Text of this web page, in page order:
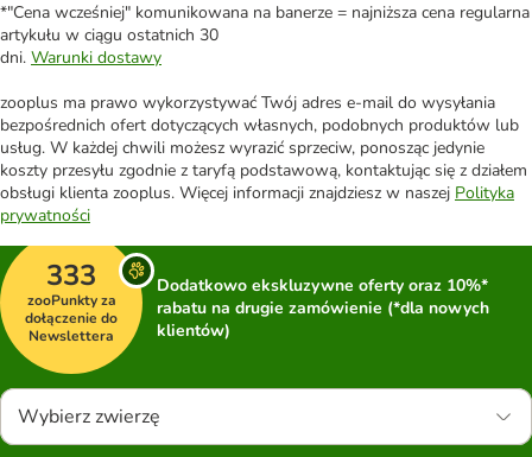
*"Cena wcześniej" komunikowana na banerze = najniższa cena regularna
artykułu w ciągu ostatnich 30
dni. Warunki dostawy
zooplus ma prawo wykorzystywać Twój adres e-mail do wysyłania
bezpośrednich ofert dotyczących własnych, podobnych produktów lub
usług. W każdej chwili możesz wyrazić sprzeciw, ponosząc jedynie
koszty przesyłu zgodnie z taryfą podstawową, kontaktując się z działem
obsługi klienta zooplus. Więcej informacji znajdziesz w naszej Polityka
prywatności
333
zooPunkty za
dołączenie do
Newslettera
Dodatkowo ekskluzywne oferty oraz 10%*
rabatu na drugie zamówienie (*dla nowych
klientów)
Wybierz zwierzę